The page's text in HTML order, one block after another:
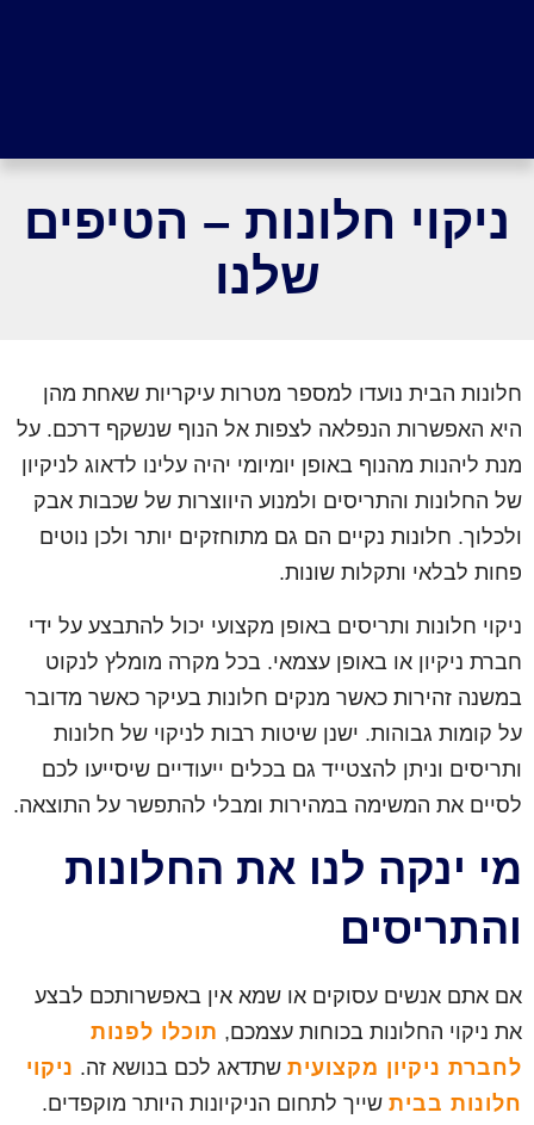
ניקוי חלונות – הטיפים
שלנו
חלונות הבית נועדו למספר מטרות עיקריות שאחת מהן
היא האפשרות הנפלאה לצפות אל הנוף שנשקף דרכם. על
מנת ליהנות מהנוף באופן יומיומי יהיה עלינו לדאוג לניקיון
של החלונות והתריסים ולמנוע היווצרות של שכבות אבק
ולכלוך. חלונות נקיים הם גם מתוחזקים יותר ולכן נוטים
פחות לבלאי ותקלות שונות.
ניקוי חלונות ותריסים באופן מקצועי יכול להתבצע על ידי
חברת ניקיון או באופן עצמאי. בכל מקרה מומלץ לנקוט
במשנה זהירות כאשר מנקים חלונות בעיקר כאשר מדובר
על קומות גבוהות. ישנן שיטות רבות לניקוי של חלונות
ותריסים וניתן להצטייד גם בכלים ייעודיים שיסייעו לכם
לסיים את המשימה במהירות ומבלי להתפשר על התוצאה.
מי ינקה לנו את החלונות
והתריסים
אם אתם אנשים עסוקים או שמא אין באפשרותכם לבצע
את ניקוי החלונות בכוחות עצמכם, תוכלו לפנות
לחברת ניקיון מקצועית שתדאג לכם בנושא זה. ניקוי
חלונות בבית שייך לתחום הניקיונות היותר מוקפדים.